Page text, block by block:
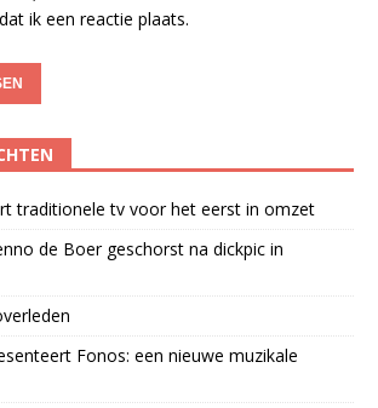
ik een reactie plaats.
traditionele tv voor het eerst in omzet
de Boer geschorst na dickpic in
Fonos: een nieuwe muzikale